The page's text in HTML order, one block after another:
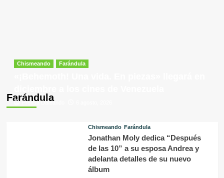
Farándula
Chismeando Farándula
Prensa Dateando
Chismeando Farándula
Jonathan Moly dedica “Después
de las 10” a su esposa Andrea y
adelanta detalles de su nuevo
álbum